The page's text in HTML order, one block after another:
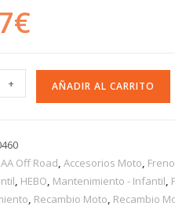
€
+ AÑADIR AL CARRITO
AA Off Road, Accesorios Moto,
, HEBO, Mantenimiento - Infantil,
, Recambio Moto, Recambio